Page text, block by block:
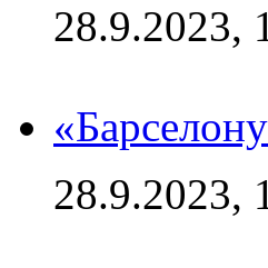
28.9.2023,
28.9.2023,